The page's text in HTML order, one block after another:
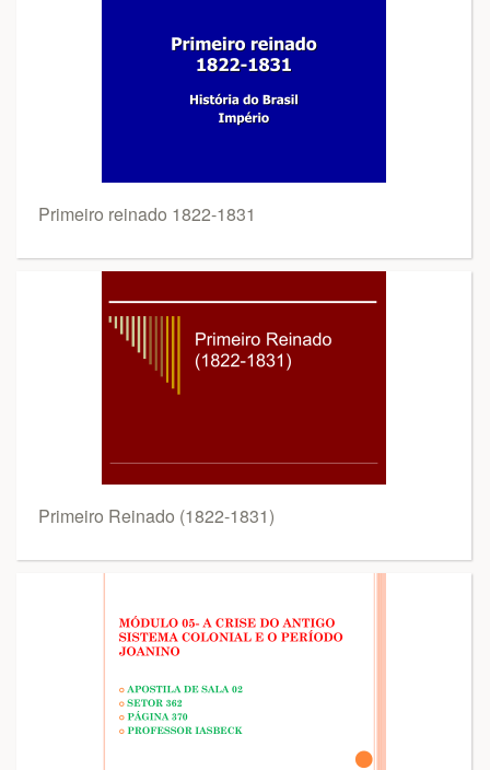
Primeiro reinado 1822-1831
Primeiro Reinado (1822-1831)